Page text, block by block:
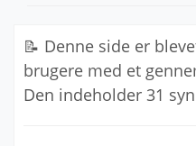
📝 Denne side er
brugere med et
Den indeholder 31